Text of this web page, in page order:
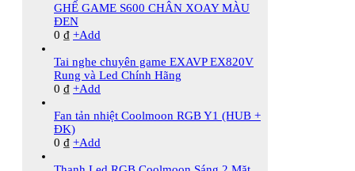
GHẾ GAME S600 CHÂN XOAY MÀU
ĐEN
0 ₫ +Add
Tai nghe chuyên game EXAVP EX820V
Rung và Led Chính Hãng
0 ₫ +Add
Fan tản nhiệt Coolmoon RGB Y1 (HUB +
ĐK)
0 ₫ +Add